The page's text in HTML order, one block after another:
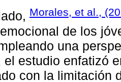
Morales, et al.,
de los
una
el estudio enfatizó
con la limitación